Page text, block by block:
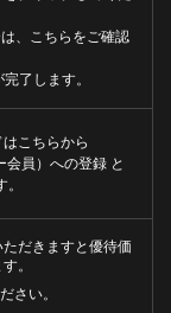
、 こちら をご確認
了します。
はこちらから
会員）への登録 と
だきますと優待価
。
さい。